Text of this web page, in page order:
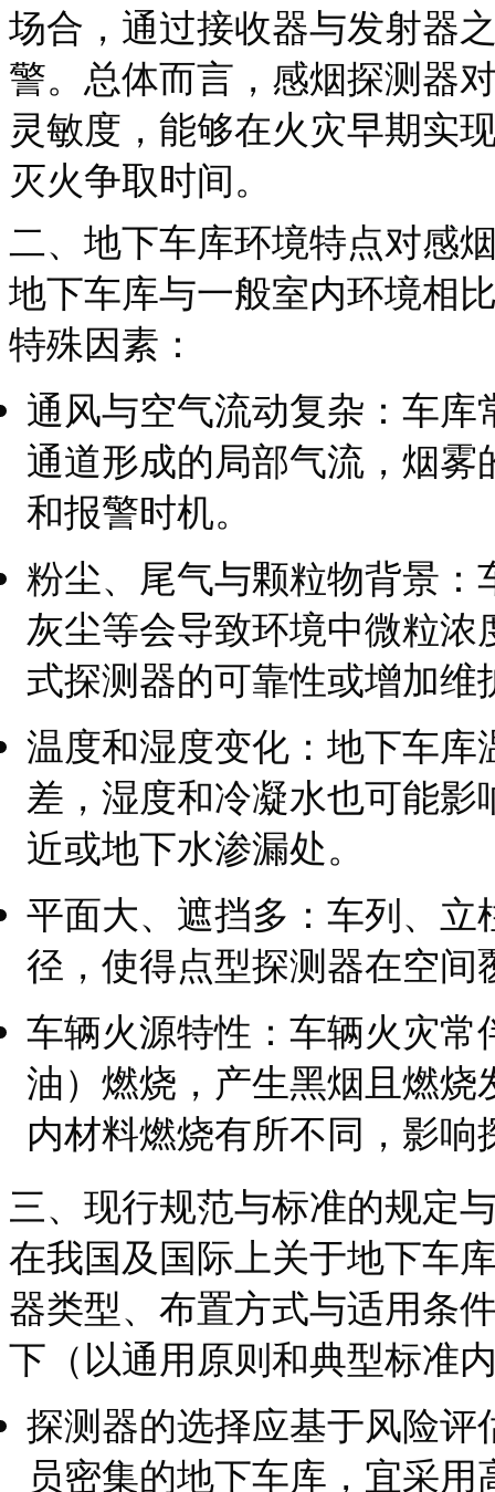
场合，通过接收器与发射器
警。总体而言，感烟探测器
灵敏度，能够在火灾早期实
灭火争取时间。
二、地下车库环境特点对感
地下车库与一般室内环境相
特殊因素：
通风与空气流动复杂：车
通道形成的局部气流，烟
和报警时机。
粉尘、尾气与颗粒物背景
灰尘等会导致环境中微粒
式探测器的可靠性或增加维
温度和湿度变化：地下车
差，湿度和冷凝水也可能
近或地下水渗漏处。
平面大、遮挡多：车列、
径，使得点型探测器在空
车辆火源特性：车辆火灾
油）燃烧，产生黑烟且燃
内材料燃烧有所不同，影响
三、现行规范与标准的规定
在我国及国际上关于地下车
器类型、布置方式与适用条
下（以通用原则和典型标准
探测器的选择应基于风险
员密集的地下车库，宜采